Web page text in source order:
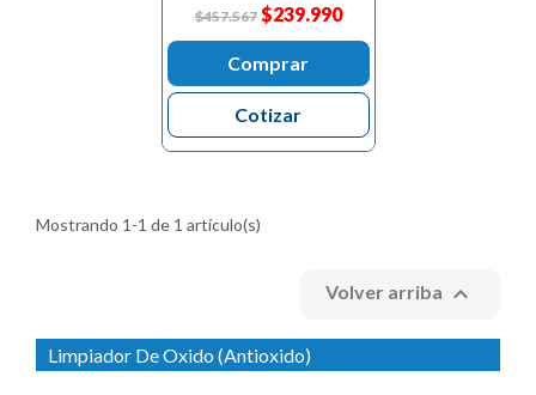
Limpiador De Oxido (Antioxido)
$457.567 $239.990
Comprar
Cotizar
Mostrando 1-1 de 1 artículo(s)
Volver arriba 